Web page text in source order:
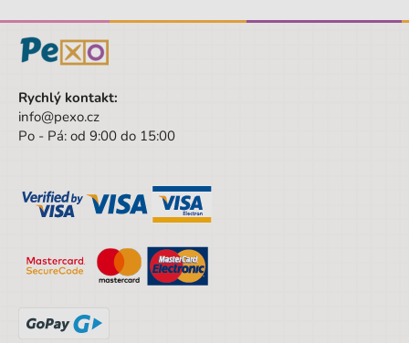
Rychlý kontakt:
info@pexo.cz
Po - Pá: od 9:00 do 15:00